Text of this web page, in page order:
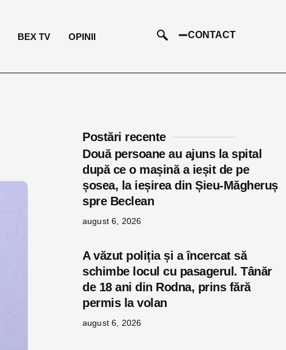
BEX TV OPINII CONTACT
Postări recente
Două persoane au ajuns la spital
după ce o mașină a ieșit de pe
șosea, la ieșirea din Șieu-Măgheruș
spre Beclean
august 6, 2026
A văzut poliția și a încercat să
schimbe locul cu pasagerul. Tânăr
de 18 ani din Rodna, prins fără
permis la volan
august 6, 2026